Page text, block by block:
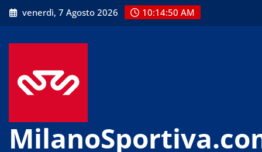
Skip
to
venerdì, 7 Agosto 2026 10:14:51 AM